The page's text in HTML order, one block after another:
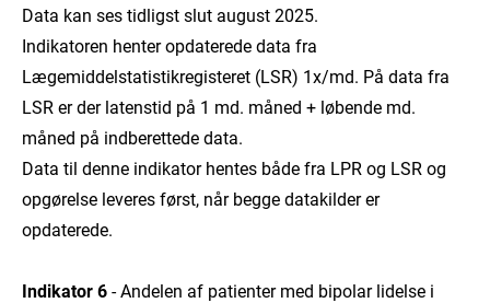
Data kan ses tidligst slut august 2025.
Indikatoren henter opdaterede data fra
Lægemiddelstatistikregisteret (LSR) 1x/md. På data fra
LSR er der latenstid på 1 md. måned + løbende md.
måned på indberettede data.
Data til denne indikator hentes både fra LPR og LSR og
opgørelse leveres først, når begge datakilder er
opdaterede.
Indikator 6 - Andelen af patienter med bipolar lidelse i